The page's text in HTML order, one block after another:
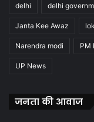
delhi delhi
Janta Kee Awaz
Narendra modi PM
UP News
जनता की आवाज